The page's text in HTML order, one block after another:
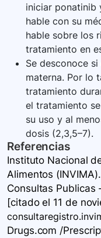
iniciar ponatinib
hable con su
hable sobre los
tratamiento en
Se desconoce
materna. Por lo
tratamiento
el tratamiento
su uso y al
dosis (2,3,5–7).
Referencias
Instituto Nacional
Alimentos
Consultas Publicas
[citado el 11 de
Drugs.com /